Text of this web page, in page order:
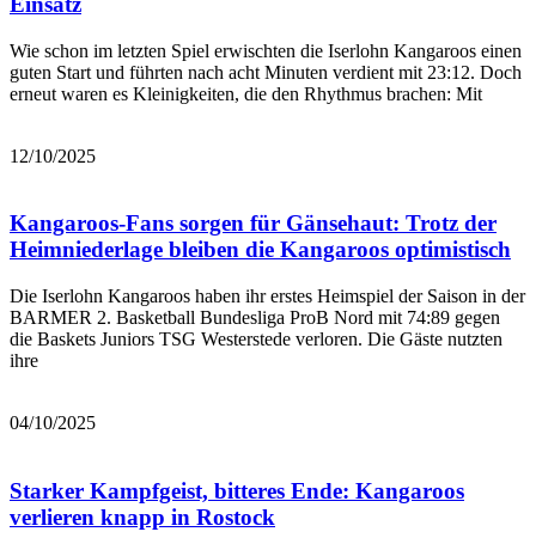
Wie schon im letzten Spiel erwischten die Iserlohn Kangaroos einen
guten Start und führten nach acht Minuten verdient mit 23:12. Doch
erneut waren es Kleinigkeiten, die den Rhythmus brachen: Mit
12/10/2025
Kangaroos-Fans sorgen für Gänsehaut: Trotz der
Heimniederlage bleiben die Kangaroos optimistisch
Die Iserlohn Kangaroos haben ihr erstes Heimspiel der Saison in der
BARMER 2. Basketball Bundesliga ProB Nord mit 74:89 gegen
die Baskets Juniors TSG Westerstede verloren. Die Gäste nutzten
ihre
04/10/2025
Starker Kampfgeist, bitteres Ende: Kangaroos
verlieren knapp in Rostock